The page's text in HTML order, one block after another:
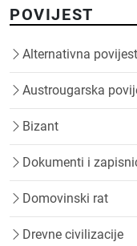
POVIJEST
Alternativna povijest
Austrougarska
Bizant
Dokumenti i
Domovinski rat
Drevne civilizacije